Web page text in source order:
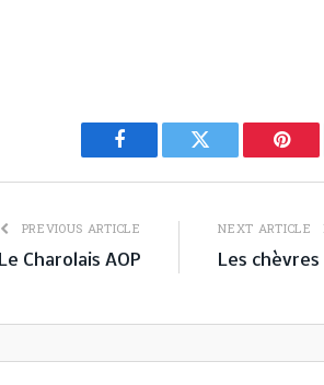
Facebook Twitter
PREVIOUS ARTICLE
Le Charolais AOP
NEXT ARTICLE
Les